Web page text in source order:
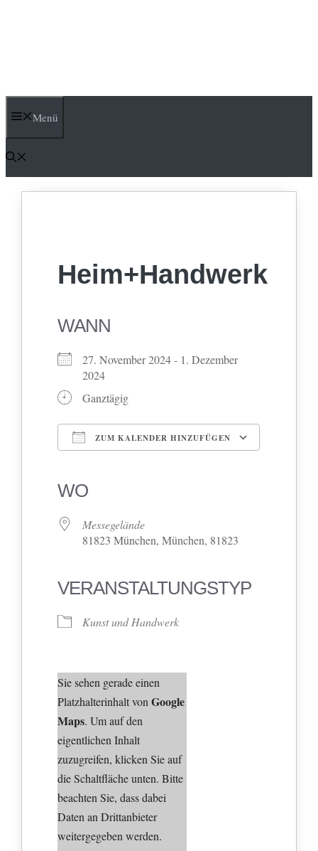
Menü
Heim+Handwerk
WANN
27. November 2024 - 1. Dezember
2024
Ganztägig
ZUM KALENDER HINZUFÜGEN
WO
Messegelände
81823 München, München, 81823
VERANSTALTUNGSTYP
Kunst und Handwerk
Sie sehen gerade einen
Platzhalterinhalt vonGoogle
Maps. Um auf den
eigentlichen Inhalt
zuzugreifen, klicken Sie auf
die Schaltfläche unten. Bitte
beachten Sie, dass dabei
Daten an Drittanbieter
weitergegeben werden.